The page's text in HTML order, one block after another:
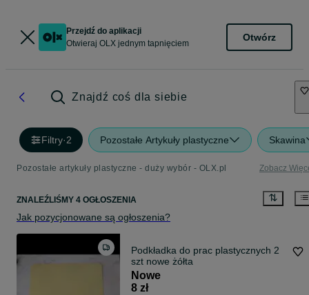
Przejdź do aplikacji
Otwieraj OLX jednym tapnięciem
Otwórz
Znajdź coś dla siebie
Filtry·2 Pozostałe Artykuły plastyczne Skawina
Pozostałe artykuły plastyczne - duży wybór - OLX.pl Zobacz
ZNALEŹLIŚMY 4 OGŁOSZENIA
Jak pozycjonowane są ogłoszenia?
Podkładka do prac plastycznych 2
szt nowe żółta
Nowe
8 zł